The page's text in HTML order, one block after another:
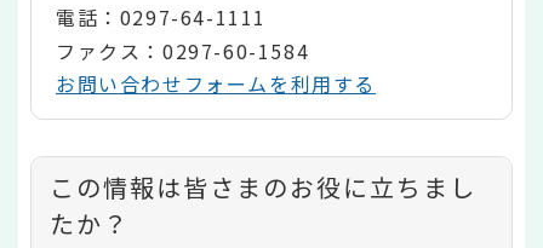
電話：0297-64-1111
ファクス：0297-60-1584
お問い合わせフォームを利用する
コ
ン
この情報は皆さまのお役に立ちまし
たか？